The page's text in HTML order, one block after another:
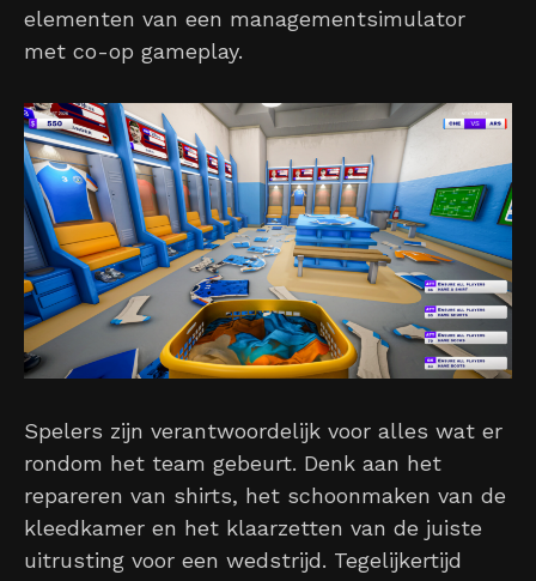
elementen van een managementsimulator
met co-op gameplay.
Spelers zijn verantwoordelijk voor alles wat er
rondom het team gebeurt. Denk aan het
repareren van shirts, het schoonmaken van de
kleedkamer en het klaarzetten van de juiste
uitrusting voor een wedstrijd. Tegelijkertijd